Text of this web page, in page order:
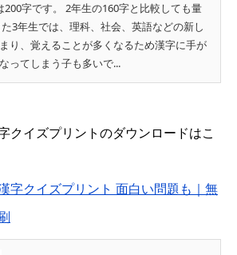
字です。 2年生の160字と比較しても量
3年生では、理科、社会、英語などの新し
り、覚えることが多くなるため漢字に手が
ってしまう子も多いで...
クイズプリントのダウンロードはこ
字クイズプリント 面白い問題も｜無